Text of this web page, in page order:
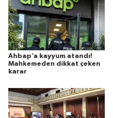
Ahbap’a kayyum atandı!
Mahkemeden dikkat çeken
karar